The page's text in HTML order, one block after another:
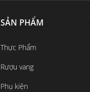
SẢN PHẨM
Thực Phẩm
Rượu vang
Phụ kiện